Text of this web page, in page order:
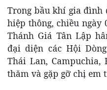
Trong bầu khí gia đình
hiệp thông, chiều ngày
Thánh Giá Tân Lập
đại diện các Hội
Thái Lan, Campuchia,
thăm và gặp gỡ chị em